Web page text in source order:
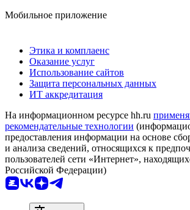
Мобильное приложение
Этика и комплаенс
Оказание услуг
Использование сайтов
Защита персональных данных
ИТ аккредитация
На информационном ресурсе hh.ru
рекомендательные технологии
предоставления информации на основе
и анализа сведений, относящихся к
пользователей сети «Интернет»,
Российской Федерации)